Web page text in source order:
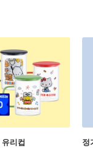
리컵 정